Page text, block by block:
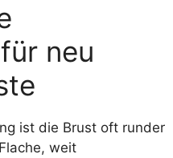
neu
ist die Brust oft runder
weit